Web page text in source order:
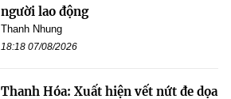
người lao động
Thanh Nhung
18:18 07/08/2026
Thanh Hóa: Xuất hiện vết nứt đe dọa